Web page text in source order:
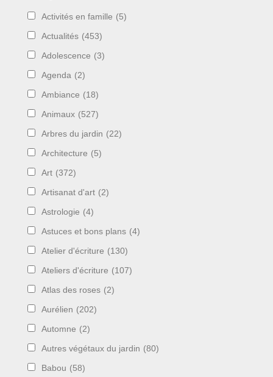
Activités en famille (5)
Actualités (453)
Adolescence (3)
Agenda (2)
Ambiance (18)
Animaux (527)
Arbres du jardin (22)
Architecture (5)
Art (372)
Artisanat d'art (2)
Astrologie (4)
Astuces et bons plans (4)
Atelier d'écriture (130)
Ateliers d'écriture (107)
Atlas des roses (2)
Aurélien (202)
Automne (2)
Autres végétaux du jardin (80)
Babou (58)